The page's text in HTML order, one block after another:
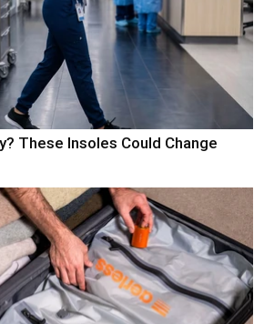
These Insoles Could Change